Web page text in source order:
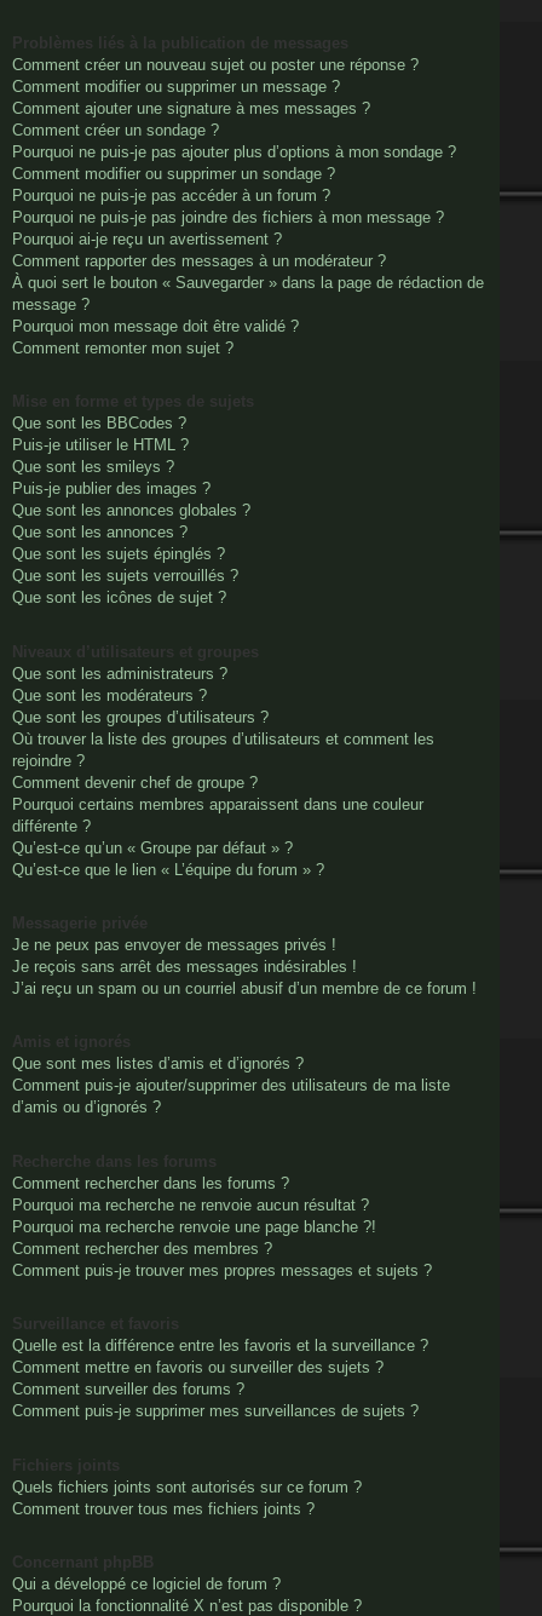
Comment créer un nouveau sujet ou poster une réponse ?
Comment modifier ou supprimer un message ?
Comment ajouter une signature à mes messages ?
Comment créer un sondage ?
Pourquoi ne puis-je pas ajouter plus d’options à mon sondage ?
Comment modifier ou supprimer un sondage ?
Pourquoi ne puis-je pas accéder à un forum ?
Pourquoi ne puis-je pas joindre des fichiers à mon message ?
Pourquoi ai-je reçu un avertissement ?
Comment rapporter des messages à un modérateur ?
À quoi sert le bouton « Sauvegarder » dans la page de rédaction de
message ?
Pourquoi mon message doit être validé ?
Comment remonter mon sujet ?
Que sont les BBCodes ?
Puis-je utiliser le HTML ?
Que sont les smileys ?
Puis-je publier des images ?
Que sont les annonces globales ?
Que sont les annonces ?
Que sont les sujets épinglés ?
Que sont les sujets verrouillés ?
Que sont les icônes de sujet ?
Que sont les administrateurs ?
Que sont les modérateurs ?
Que sont les groupes d’utilisateurs ?
Où trouver la liste des groupes d’utilisateurs et comment les
rejoindre ?
Comment devenir chef de groupe ?
Pourquoi certains membres apparaissent dans une couleur
différente ?
Qu’est-ce qu’un « Groupe par défaut » ?
Qu’est-ce que le lien « L’équipe du forum » ?
Je ne peux pas envoyer de messages privés !
Je reçois sans arrêt des messages indésirables !
J’ai reçu un spam ou un courriel abusif d’un membre de ce forum !
Que sont mes listes d’amis et d’ignorés ?
Comment puis-je ajouter/supprimer des utilisateurs de ma liste
d’amis ou d’ignorés ?
Comment rechercher dans les forums ?
Pourquoi ma recherche ne renvoie aucun résultat ?
Pourquoi ma recherche renvoie une page blanche ?!
Comment rechercher des membres ?
Comment puis-je trouver mes propres messages et sujets ?
Quelle est la différence entre les favoris et la surveillance ?
Comment mettre en favoris ou surveiller des sujets ?
Comment surveiller des forums ?
Comment puis-je supprimer mes surveillances de sujets ?
Quels fichiers joints sont autorisés sur ce forum ?
Comment trouver tous mes fichiers joints ?
Qui a développé ce logiciel de forum ?
Pourquoi la fonctionnalité X n’est pas disponible ?